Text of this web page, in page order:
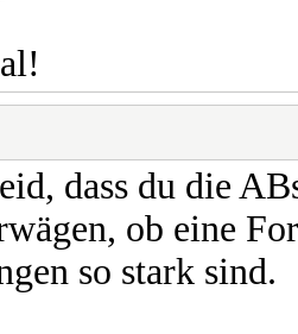
dass du die
ob eine
so stark sind.